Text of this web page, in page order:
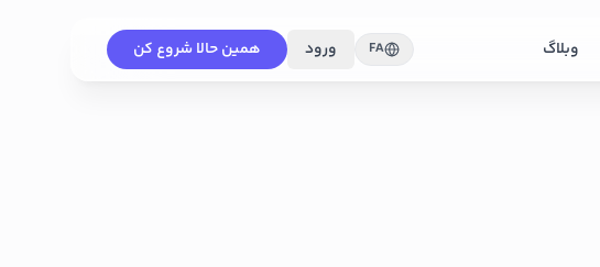
وبلاگ FA ورود همین حالا شروع کن